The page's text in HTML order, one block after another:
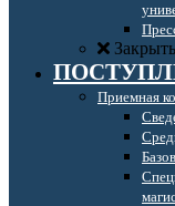
Закрыть
Приемная